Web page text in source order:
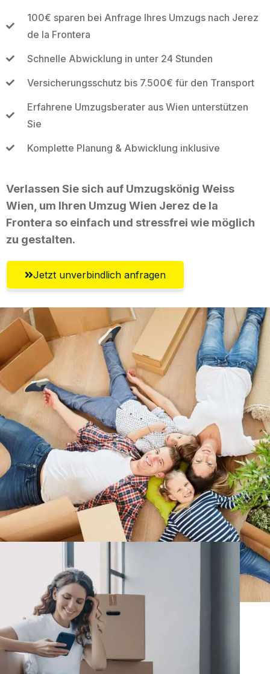
100€ sparen bei Anfrage Ihres Umzugs nach Jerez
de la Frontera
Schnelle Abwicklung in unter 24 Stunden
Versicherungsschutz bis 7.500€ für den Transport
Erfahrene Umzugsberater aus Wien unterstützen
Sie
Komplette Planung & Abwicklung inklusive
Verlassen Sie sich auf Umzugskönig Weiss
Wien, um Ihren Umzug Wien Jerez de la
Frontera so einfach und stressfrei wie möglich
zu gestalten.
Jetzt unverbindlich anfragen